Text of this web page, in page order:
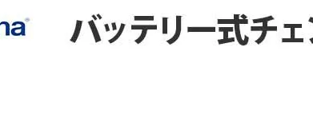
杭打ち・杭抜き
具箱 作業用品
その他の機械